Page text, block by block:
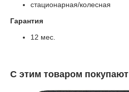
стационарная/колесная
Гарантия
12 мес.
С этим товаром покупают